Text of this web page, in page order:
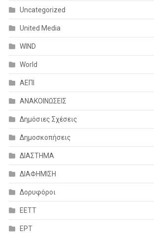
Uncategorized
United Media
WIND
World
ΑΕΠΙ
ΑΝΑΚΟΙΝΩΣΕΙΣ
Δημόσιες Σχέσεις
Δημοσκοπήσεις
ΔΙΑΣΤΗΜΑ
ΔΙΑΦΗΜΙΣΗ
Δορυφόροι
ΕΕΤΤ
ΕΡΤ